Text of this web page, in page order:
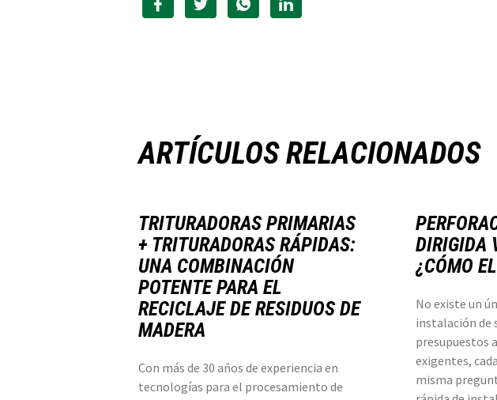
ARTÍCULOS RELACIONADOS
TRITURADORAS PRIMARIAS
+ TRITURADORAS RÁPIDAS:
UNA COMBINACIÓN
POTENTE PARA EL
RECICLAJE DE RESIDUOS DE
MADERA
Con más de 30 años de experiencia en
tecnologías para el procesamiento de
DIRIGIDA
¿CÓMO
No existe un
instalación de
presupuestos
exigentes,
misma